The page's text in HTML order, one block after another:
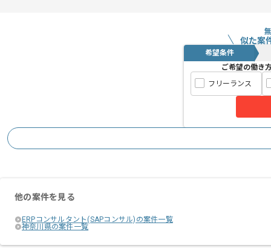
似た案
希望条件
ご希望の働き
フリーランス
他の案件を見る
ERPコンサルタント(SAPコンサル)の案件一覧
神奈川県の案件一覧